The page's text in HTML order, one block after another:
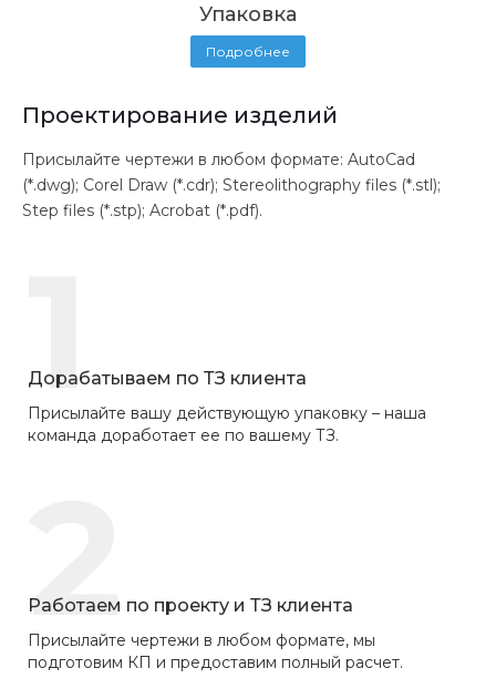
Упаковка
Подробнее
Проектирование изделий
Присылайте чертежи в любом формате: AutoCad
(*.dwg); Corel Draw (*.cdr); Stereolithography files (*.stl);
Step files (*.stp); Acrobat (*.pdf).
1
Дорабатываем по ТЗ клиента
Присылайте вашу действующую упаковку – наша
команда доработает ее по вашему ТЗ.
2
Работаем по проекту и ТЗ клиента
Присылайте чертежи в любом формате, мы
подготовим КП и предоставим полный расчет.